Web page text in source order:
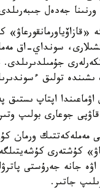
جەدەل
«قازاۆياورمانقورعاۋ»
سونداي-اق
ىشىندە تولىق
اپتاپ ىستىق
جوعارى بولىپ
مەملەكەتتىك ورمان
كۇشتەرى
اۋە جانە جەرۇستى
جاتىر.